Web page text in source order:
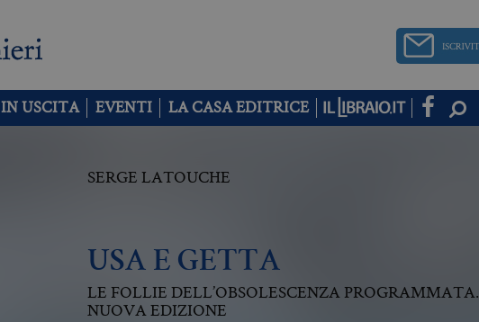
IN USCITA EVENTI LA CASA EDITRICE
SERGE LATOUCHE
USA E GETTA
LE FOLLIE DELL’OBSOLESCENZA PROGRAMMATA.
NUOVA EDIZIONE